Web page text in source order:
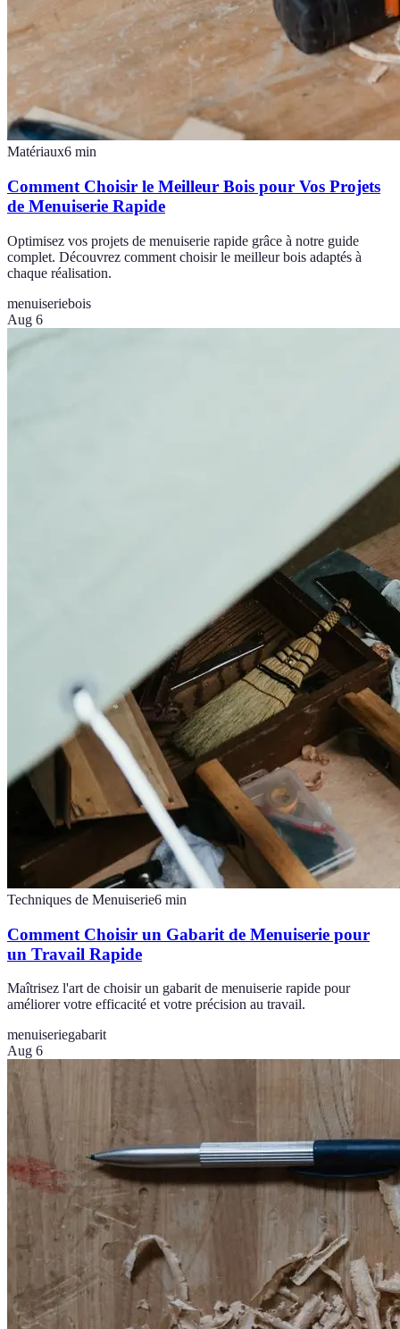
Matériaux6 min
Comment Choisir le Meilleur Bois pour Vos Projets
de Menuiserie Rapide
Optimisez vos projets de menuiserie rapide grâce à notre guide
complet. Découvrez comment choisir le meilleur bois adaptés à
chaque réalisation.
menuiseriebois
Aug 6
Techniques de Menuiserie6 min
Comment Choisir un Gabarit de Menuiserie pour
un Travail Rapide
Maîtrisez l'art de choisir un gabarit de menuiserie rapide pour
améliorer votre efficacité et votre précision au travail.
menuiseriegabarit
Aug 6